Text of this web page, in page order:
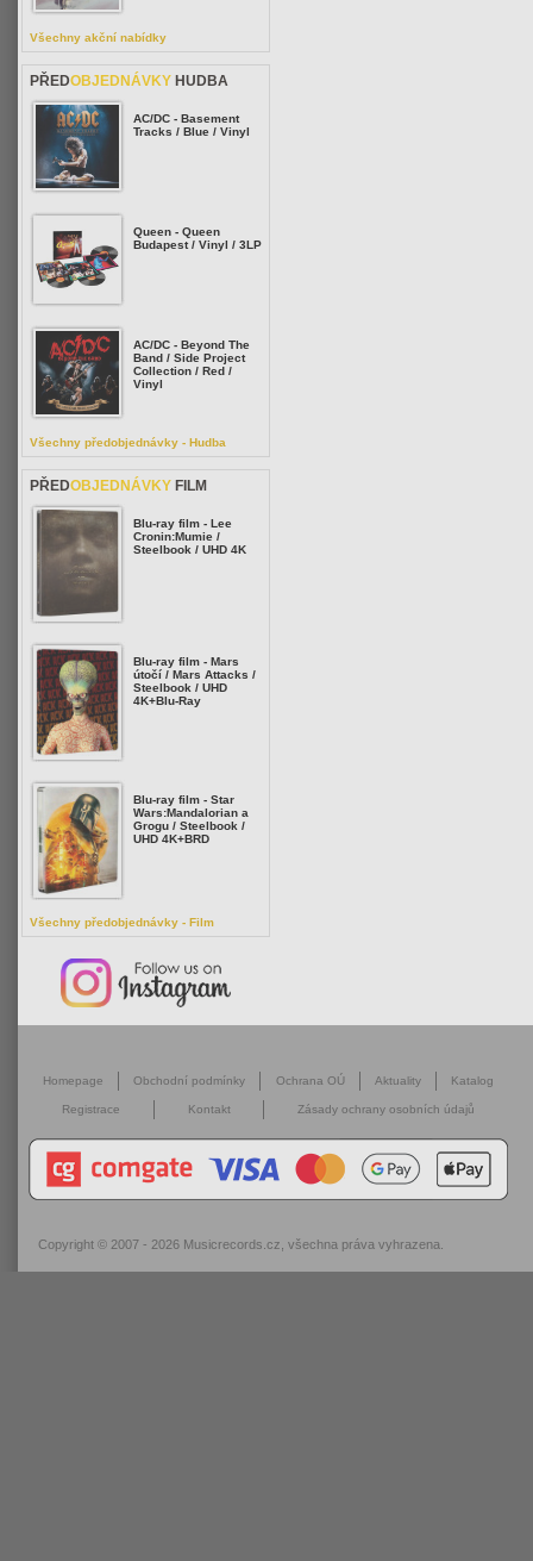
Všechny akční nabídky
PŘEDOBJEDNÁVKY HUDBA
AC/DC - Basement
Tracks / Blue / Vinyl
Queen - Queen
Budapest / Vinyl / 3LP
AC/DC - Beyond The
Band / Side Project
Collection / Red /
Vinyl
Všechny předobjednávky - Hudba
PŘEDOBJEDNÁVKY FILM
Blu-ray film - Lee
Cronin:Mumie /
Steelbook / UHD 4K
Blu-ray film - Mars
útočí / Mars Attacks /
Steelbook / UHD
4K+Blu-Ray
Blu-ray film - Star
Wars:Mandalorian a
Grogu / Steelbook /
UHD 4K+BRD
Všechny předobjednávky - Film
Homepage Obchodní podmínky Ochrana OÚ Aktuality Katalog
Registrace Kontakt Zásady ochrany osobních údajů
Copyright © 2007 - 2026 Musicrecords.cz , všechna práva vyhrazena.